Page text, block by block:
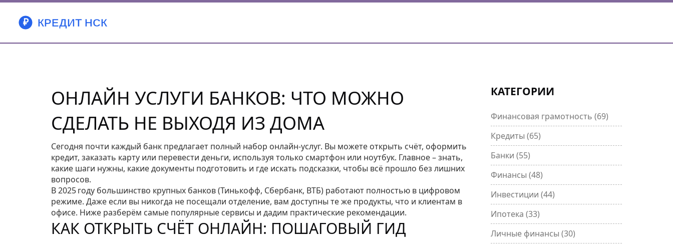
ОНЛАЙН УСЛУГИ БАНКОВ: ЧТО МОЖНО
СДЕЛАТЬ НЕ ВЫХОДЯ ИЗ ДОМА
Сегодня почти каждый банк предлагает полный набор онлайн‑услуг. Вы можете открыть счёт, оформить
кредит, заказать карту или перевести деньги, используя только смартфон или ноутбук. Главное – знать,
какие шаги нужны, какие документы подготовить и где искать подсказки, чтобы всё прошло без лишних
вопросов.
В 2025 году большинство крупных банков (Тинькофф, Сбербанк, ВТБ) работают полностью в цифровом
режиме. Даже если вы никогда не посещали отделение, вам доступны те же продукты, что и клиентам в
офисе. Ниже разберём самые популярные сервисы и дадим практические рекомендации.
КАК ОТКРЫТЬ СЧЁТ ОНЛАЙН: ПОШАГОВЫЙ ГИД
КАТЕГОРИИ
Финансовая грамотность (69)
Кредиты (65)
Банки (55)
Финансы (48)
Инвестиции (44)
Ипотека (33)
Личные финансы (30)